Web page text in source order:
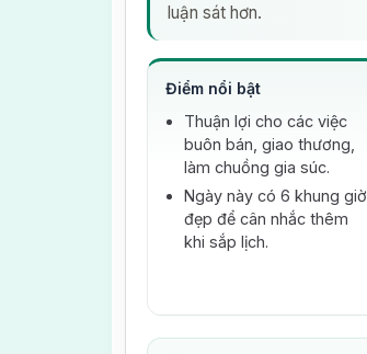
luận sát hơn.
Điểm nổi bật
Thuận lợi cho các việc
buôn bán, giao thương,
làm chuồng gia súc.
Ngày này có 6 khung giờ
đẹp để cân nhắc thêm
khi sắp lịch.